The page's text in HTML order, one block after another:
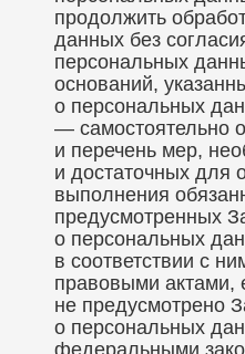
продолжить
данных без
персональных
оснований,
о персональных
— самостоятельно
и перечень мер,
и достаточных для
выполнения
предусмотренных
о персональных
в соответствии с
правовыми актами,
не предусмотрено
о персональных
федеральными